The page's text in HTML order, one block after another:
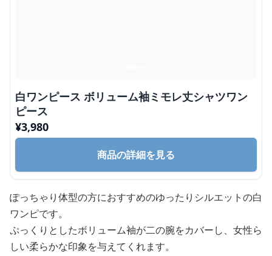
白ワンピース ボリューム袖ミモレ丈シャツワン
ピース
¥3,980
商品の詳細を見る
ぽっちゃり体型の方におすすめのゆったりシルエットの白
ワンピです。
ぷっくりとしたボリューム袖が二の腕をカバーし、女性ら
しい柔らかな印象を与えてくれます。